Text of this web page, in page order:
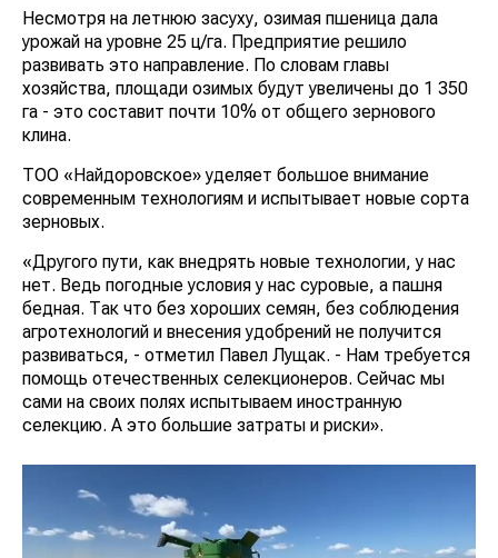
Несмотря на летнюю засуху, озимая пшеница дала
урожай на уровне 25 ц/га. Предприятие решило
развивать это направление. По словам главы
хозяйства, площади озимых будут увеличены до 1 350
га - это составит почти 10% от общего зернового
клина.
ТОО «Найдоровское» уделяет большое внимание
современным технологиям и испытывает новые сорта
зерновых.
«Другого пути, как внедрять новые технологии, у нас
нет. Ведь погодные условия у нас суровые, а пашня
бедная. Так что без хороших семян, без соблюдения
агротехнологий и внесения удобрений не получится
развиваться, - отметил Павел Лущак. - Нам требуется
помощь отечественных селекционеров. Сейчас мы
сами на своих полях испытываем иностранную
селекцию. А это большие затраты и риски».